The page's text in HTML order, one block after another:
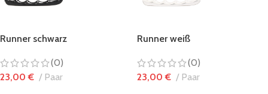
Runner schwarz
(0)
23,00€ Paar
Runner weiß
(0)
23,00€ Paar